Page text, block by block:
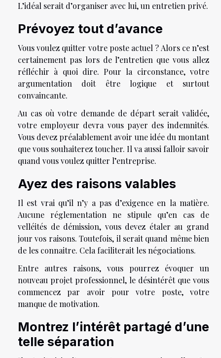
L’idéal serait d’organiser avec lui, un entretien privé.
Prévoyez tout d’avance
Vous voulez quitter votre poste actuel ? Alors ce n’est
certainement pas lors de l’entretien que vous allez
réfléchir à quoi dire. Pour la circonstance, votre
argumentation doit être logique et surtout
convaincante.
Au cas où votre demande de départ serait validée,
votre employeur devra vous payer des indemnités.
Vous devez préalablement avoir une idée du montant
que vous souhaiterez toucher. Il va aussi falloir savoir
quand vous voulez quitter l’entreprise.
Ayez des raisons valables
Il est vrai qu’il n’y a pas d’exigence en la matière.
Aucune réglementation ne stipule qu’en cas de
velléités de démission, vous devez étaler au grand
jour vos raisons. Toutefois, il serait quand même bien
de les connaitre. Cela faciliterait les négociations.
Entre autres raisons, vous pourrez évoquer un
nouveau projet professionnel, le désintérêt que vous
commencez par avoir pour votre poste, votre
manque de motivation.
Montrez l’intérêt partagé d’une
telle séparation